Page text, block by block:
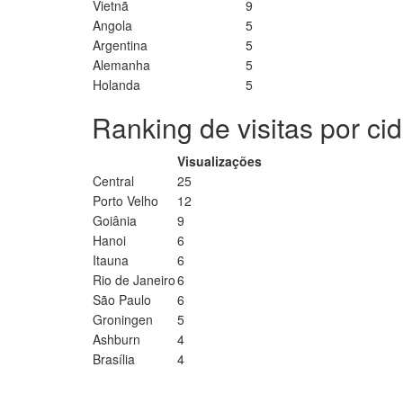
Vietnã
9
Angola
5
Argentina
5
Alemanha
5
Holanda
5
Ranking de visitas por
Visualizações
Central
25
Porto Velho
12
Goiânia
9
Hanoi
6
Itauna
6
Rio de Janeiro6
São Paulo
6
Groningen
5
Ashburn
4
Brasília
4